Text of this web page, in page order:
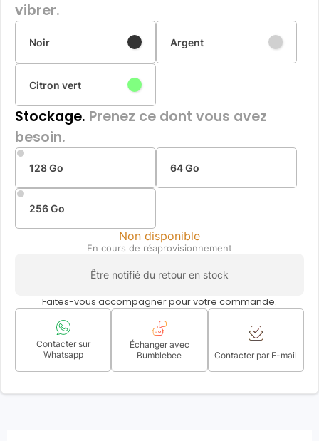
vibrer.
Noir Argent
Citron vert
Stockage. Prenez ce dont vous avez
besoin.
128 Go 64 Go
256 Go
Non disponible
En cours de réaprovisionnement
Être notifié du retour en stock
Faites-vous accompagner pour votre commande.
Contacter sur
Whatsapp
Échanger avec
Bumblebee
Contacter par E-mail